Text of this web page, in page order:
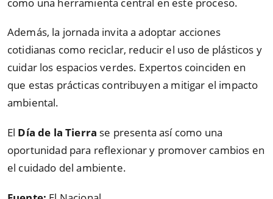
Además, la jornada invita a adoptar acciones
cotidianas como reciclar, reducir el uso de plásticos y
cuidar los espacios verdes. Expertos coinciden en
que estas prácticas contribuyen a mitigar el impacto
ambiental.
El Día de la Tierra se presenta así como una
oportunidad para reflexionar y promover cambios en
el cuidado del ambiente.